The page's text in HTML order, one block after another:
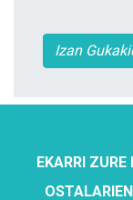
Izan
EKARRI